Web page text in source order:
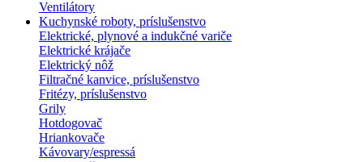
Ventilátory
Kuchynské roboty, príslušenstvo
Elektrické, plynové a indukčné variče
Elektrické krájače
Elektrický nôž
Filtračné kanvice, príslušenstvo
Fritézy, príslušenstvo
Grily
Hotdogovač
Hriankovače
Kávovary/espressá